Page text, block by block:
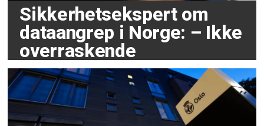
Sikkerhetsekspert om
dataangrep i Norge: – Ikke
overraskende